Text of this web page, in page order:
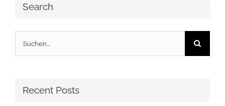
Search
Suche
nach:
Recent Posts